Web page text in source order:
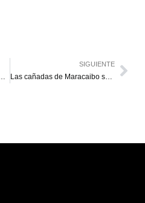
SIGUIENTE
Las cañadas de Maracaibo se mantienen sin incidentes tras las lluvias